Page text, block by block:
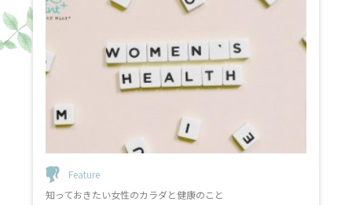
Feature
知っておきたい女性のカラダと健康のこと